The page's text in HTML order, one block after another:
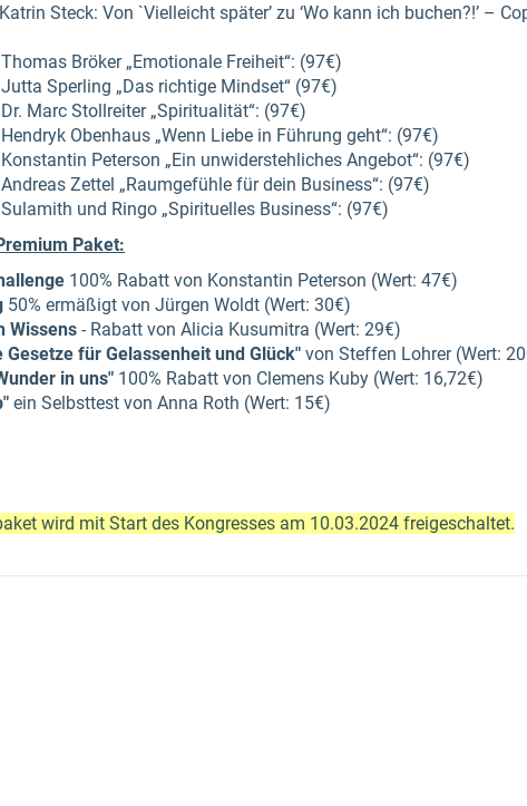
Steck: Von `Vielleicht später’ zu ‘Wo kann ich buchen?!’ –
Bröker „Emotionale Freiheit“: (97€)​
Sperling „Das richtige Mindset“ (97€)​
Marc Stollreiter „Spiritualität“: (97€)​
Obenhaus „Wenn Liebe in Führung geht“: (97€)​
Peterson „Ein unwiderstehliches Angebot“: (97€)​
Zettel „Raumgefühle für dein Business“: (97€)​
und Ringo „Spirituelles Business“: (97€)​
Paket:
100% Rabatt von Konstantin Peterson (Wert: 47€)​
50% ermäßigt von Jürgen Woldt (Wert: 30€)​
Wissens - Rabatt von Alicia Kusumitra (Wert: 29€)​
Gesetze für Gelassenheit und Glück" von Steffen Lohrer (Wert:
in uns" 100% Rabatt von Clemens Kuby (Wert: 16,72€)​
ein Selbsttest von Anna Roth (Wert: 15€)​​
wird mit Start des Kongresses am 10.03.2024 freigeschaltet.